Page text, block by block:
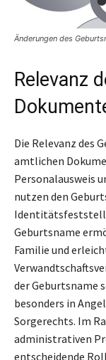
Änderungen des
Relevanz
Die Relevanz des
amtlichen
Personalausweis
nutzen den
Geburtsname
Familie und
der Geburtsname
besonders in
Sorgerechts. Im
administrativen
entscheidende